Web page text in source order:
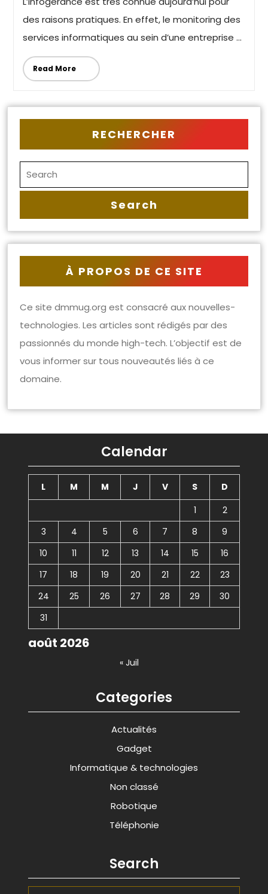
des raisons pratiques. En effet, le monitoring des
services informatiques au sein d’une entreprise ...
Read More
RECHERCHER
À PROPOS DE CE SITE
Ce site dmmug.org est consacré aux nouvelles-
technologies. Les articles sont rédigés par des
passionnés du monde high-tech. L’objectif est de
vous informer sur tous nouveautés liés à ce
domaine.
Calendar
août 2026
L M M J V S
D
1
2
3
4 5 6 7 8
9
10
11 12 13 14 15
16
17
18 19 20 21 22
23
24
25 26 27 28 29
30
31
« Juil
Categories
Actualités
Gadget
Informatique & technologies
Non classé
Robotique
Téléphonie
Search